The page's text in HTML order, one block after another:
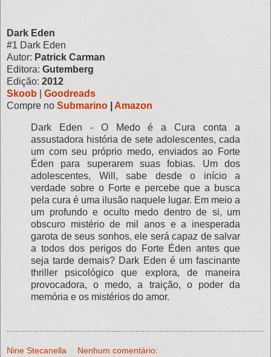
Dark Eden
#1 Dark Eden
Autor: Patrick Carman
Editora: Gutemberg
Edição: 2012
Skoob
Goodreads
Compre no Submarino Amazon
Dark Eden - O Medo é a Cura conta a
assustadora história de sete adolescentes, cada
um com seu próprio medo, enviados ao Forte
Éden para superarem suas fobias. Um dos
adolescentes, Will, sabe desde o início a
verdade sobre o Forte e percebe que a busca
pela cura é uma ilusão naquele lugar. Em meio a
um profundo e oculto medo dentro de si, um
obscuro mistério de mil anos e a inesperada
garota de seus sonhos, ele será capaz de salvar
a todos dos perigos do Forte Éden antes que
seja tarde demais? Dark Eden é um fascinante
thriller psicológico que explora, de maneira
provocadora, o medo, a traição, o poder da
memória e os mistérios do amor.
Nine Stecanella Nenhum comentário: